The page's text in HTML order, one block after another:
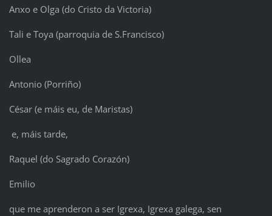
Anxo e Olga (do Cristo da Victoria)
Tali e Toya (parroquia de S.Francisco)
Ollea
Antonio (Porriño)
César (e máis eu, de Maristas)
e, máis tarde,
Raquel (do Sagrado Corazón)
Emilio
que me aprenderon a ser Igrexa, Igrexa galega, sen